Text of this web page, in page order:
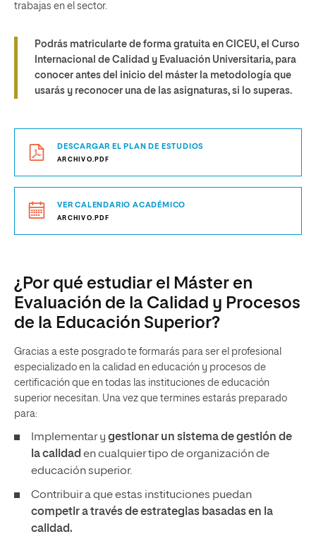
trabajas en el sector.
Podrás matricularte de forma gratuita en CICEU, el Curso
Internacional de Calidad y Evaluación Universitaria, para
conocer antes del inicio del máster la metodología que
usarás y reconocer una de las asignaturas, si lo superas.
DESCARGAR EL PLAN DE ESTUDIOS
ARCHIVO.PDF
VER CALENDARIO ACADÉMICO
ARCHIVO.PDF
¿Por qué estudiar el Máster en
Evaluación de la Calidad y Procesos
de la Educación Superior?
Gracias a este posgrado te formarás para ser el profesional
especializado en la calidad en educación y procesos de
certificación que en todas las instituciones de educación
superior necesitan. Una vez que termines estarás preparado
para:
Implementar y gestionar un sistema de gestión de
la calidad en cualquier tipo de organización de
educación superior.
Contribuir a que estas instituciones puedan
competir a través de estrategias basadas en la
calidad.